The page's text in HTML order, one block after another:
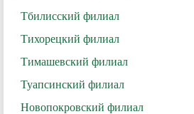
Тбилисский филиал
Тихорецкий филиал
Тимашевский филиал
Туапсинский филиал
Новопокровский филиал